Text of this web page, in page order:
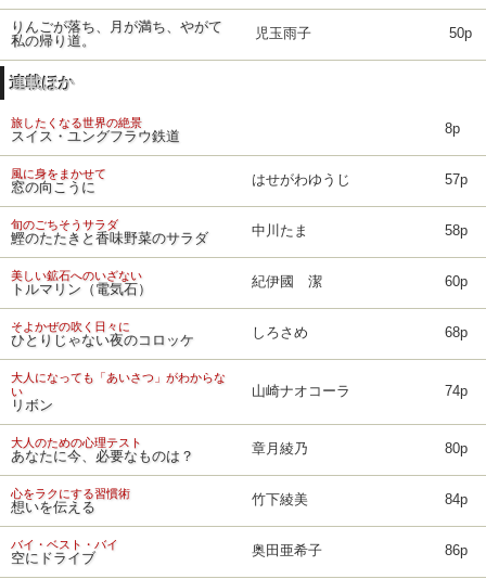
りんごが落ち、月が満ち、やがて
私の帰り道。
児玉雨子 50p
連載ほか
旅したくなる世界の絶景
スイス・ユングフラウ鉄道 8p
風に身をまかせて
窓の向こうに はせがわゆうじ 57p
旬のごちそうサラダ
鰹のたたきと香味野菜のサラダ 中川たま 58p
美しい鉱石へのいざない
トルマリン（電気石） 紀伊國 潔 60p
そよかぜの吹く日々に
ひとりじゃない夜のコロッケ しろさめ 68p
大人になっても「あいさつ」がわからな
い
リボン
山崎ナオコーラ 74p
大人のための心理テスト
あなたに今、必要なものは？ 章月綾乃 80p
心をラクにする習慣術
想いを伝える 竹下綾美 84p
バイ・ベスト・バイ
空にドライブ 奥田亜希子 86p